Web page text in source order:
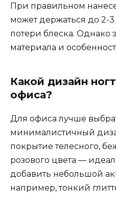
При правильном
может держаться до 2-
потери блеска. Однако
материала и
Какой дизайн
офиса?
Для офиса лучше
минималистичный
покрытие телесного,
розового цвета —
добавить небольшой
например, тонкий